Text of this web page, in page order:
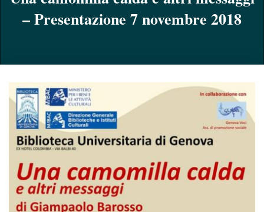
G
G
L
E
– Presentazione 7 novembre 2018